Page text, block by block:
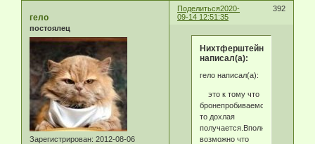
Поделиться 392
2020-
09-14 12:51:35
гело
постоялец
Зарегистрирован: 2012-08-06
Нихтферштейн
написал(а):
гело написал(а):
это к тому что
бронепробиваемость
то дохлая
получается.Вполне
возможно что